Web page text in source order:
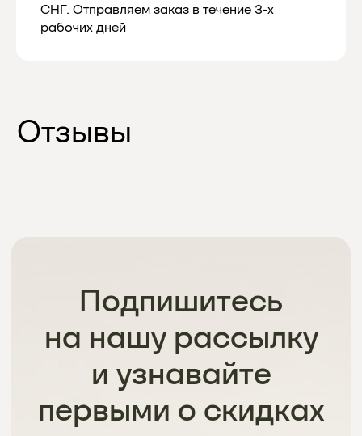
СНГ. Отправляем заказ в течение 3-х
рабочих дней